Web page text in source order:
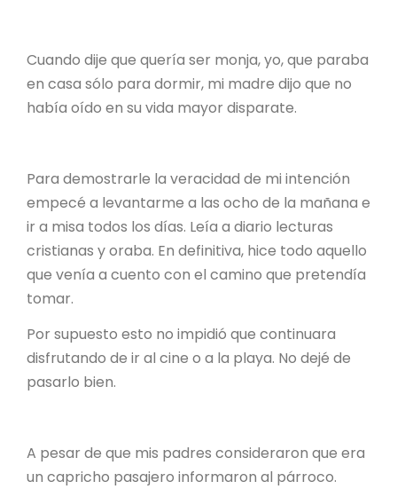
Cuando dije que quería ser monja, yo, que paraba
en casa sólo para dormir, mi madre dijo que no
había oído en su vida mayor disparate.
Para demostrarle la veracidad de mi intención
empecé a levantarme a las ocho de la mañana e
ir a misa todos los días. Leía a diario lecturas
cristianas y oraba. En definitiva, hice todo aquello
que venía a cuento con el camino que pretendía
tomar.
Por supuesto esto no impidió que continuara
disfrutando de ir al cine o a la playa. No dejé de
pasarlo bien.
A pesar de que mis padres consideraron que era
un capricho pasajero informaron al párroco.